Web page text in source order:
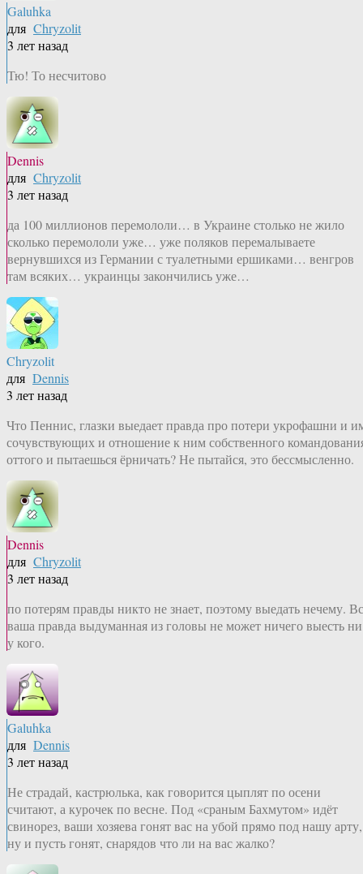
Galuhka
для Chryzolit
3 лет назад
Тю! То несчитово
Dennis
для Chryzolit
3 лет назад
да 100 миллионов перемололи… в Украине столько не жило
сколько перемололи уже… уже поляков перемалываете
вернувшихся из Германии с туалетными ершиками… венгров
там всяких… украинцы закончились уже…
Chryzolit
для Dennis
3 лет назад
Что Пеннис, глазки выедает правда про потери укрофашни и
сочувствующих и отношение к ним собственного
оттого и пытаешься ёрничать? Не пытайся, это бессмысленно.
Dennis
для Chryzolit
3 лет назад
по потерям правды никто не знает, поэтому выедать нечему.
ваша правда выдуманная из головы не может ничего выесть ни
у кого.
Galuhka
для Dennis
3 лет назад
Не страдай, кастрюлька, как говорится цыплят по осени
считают, а курочек по весне. Под «сраным Бахмутом» идёт
свинорез, ваши хозяева гонят вас на убой прямо под нашу арту,
ну и пусть гонят, снарядов что ли на вас жалко?